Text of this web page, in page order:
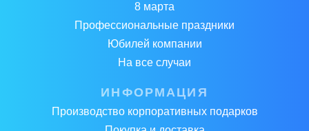
8 марта
Профессиональные праздники
Юбилей компании
На все случаи
ИНФОРМАЦИЯ
Производство корпоративных подарков